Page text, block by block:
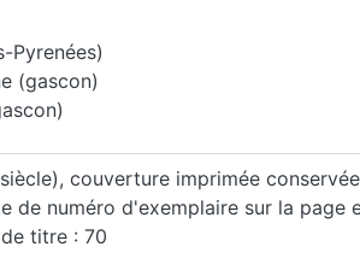
Pyrenées)
(gascon)
couverture imprimée
de numéro d'exemplaire sur la page
titre : 70